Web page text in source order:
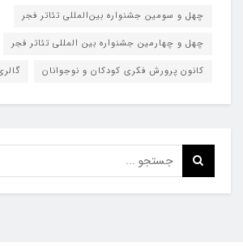
چهل و سومین جشنواره بین‌المللی تئاتر فجر
چهل و چهارمین جشنواره بین المللی تئاتر فجر
کانون پرورش فکری کودکان و نوجوانان